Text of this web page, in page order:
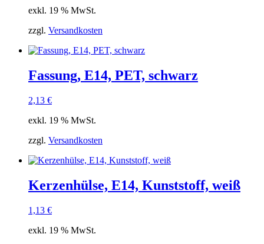
exkl. 19 % MwSt.
zzgl. Versandkosten
Fassung, E14, PET, schwarz
2,13 €
exkl. 19 % MwSt.
zzgl. Versandkosten
Kerzenhülse, E14, Kunststoff, weiß
1,13 €
exkl. 19 % MwSt.